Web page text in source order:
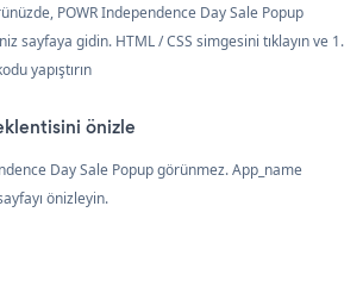
POWR Independence Day Sale Popup
sayfaya gidin. HTML / CSS simgesini tıklayın ve 1.
yapıştırın
önizle
Day Sale Popup görünmez. App_name
önizleyin.